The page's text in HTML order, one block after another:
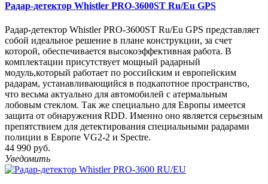
Радар-детектор Whistler PRO-3600ST Ru/Eu GPS
Радар-детектор Whistler PRO-3600ST Ru/Eu GPS представляет
собой идеальное решение в плане конструкции, за счет
которой, обеспечивается высокоэффективная работа. В
комплектации присутствует мощный радарный
модуль,который работает по российским и европейским
радарам, устанавливающийся в подкапотное пространство,
что весьма актуально для автомобилей с атермальным
лобовым стеклом. Так же специально для Европы имеется
защита от обнаружения RDD. Именно оно является серьезным
препятствием для детектирования специальными радарами
полиции в Европе VG2-2 и Spectre.
44 990 руб.
Уведомить